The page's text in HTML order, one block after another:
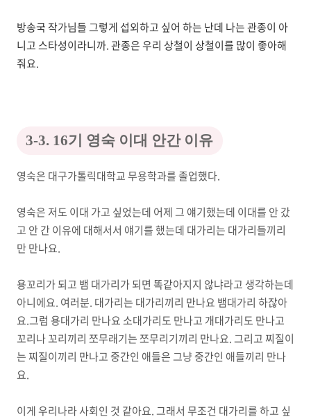
방송국 작가님들 그렇게 섭외하고 싶어 하는 난데 나는 관종이 아
니고 스타성이라니까. 관종은 우리 상철이 상철이를 많이 좋아해
줘요.
3-3. 16기 영숙 이대 안간 이유
영숙은 대구가톨릭대학교 무용학과를 졸업했다.
영숙은 저도 이대 가고 싶었는데 어제 그 얘기했는데 이대를 안 갔
고 안 간 이유에 대해서서 얘기를 했는데 대가리는 대가리들끼리
만 만나요.
용꼬리가 되고 뱀 대가리가 되면 똑같아지지 않냐라고 생각하는데
아니에요. 여러분. 대가리는 대가리끼리 만나요 뱀대가리 하잖아
요.그럼 용대가리 만나요 소대가리도 만나고 개대가리도 만나고
꼬리나 꼬리끼리 쪼무래기는 쪼무리기끼리 만나요. 그리고 찌질이
는 찌질이끼리 만나고 중간인 애들은 그냥 중간인 애들끼리 만나
요.
이게 우리나라 사회인 것 같아요. 그래서 무조건 대가리를 하고 싶